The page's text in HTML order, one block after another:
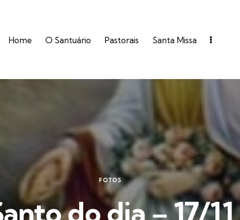
Home O Santuário Pastorais Santa Missa
FOTOS
do dia – 17/11